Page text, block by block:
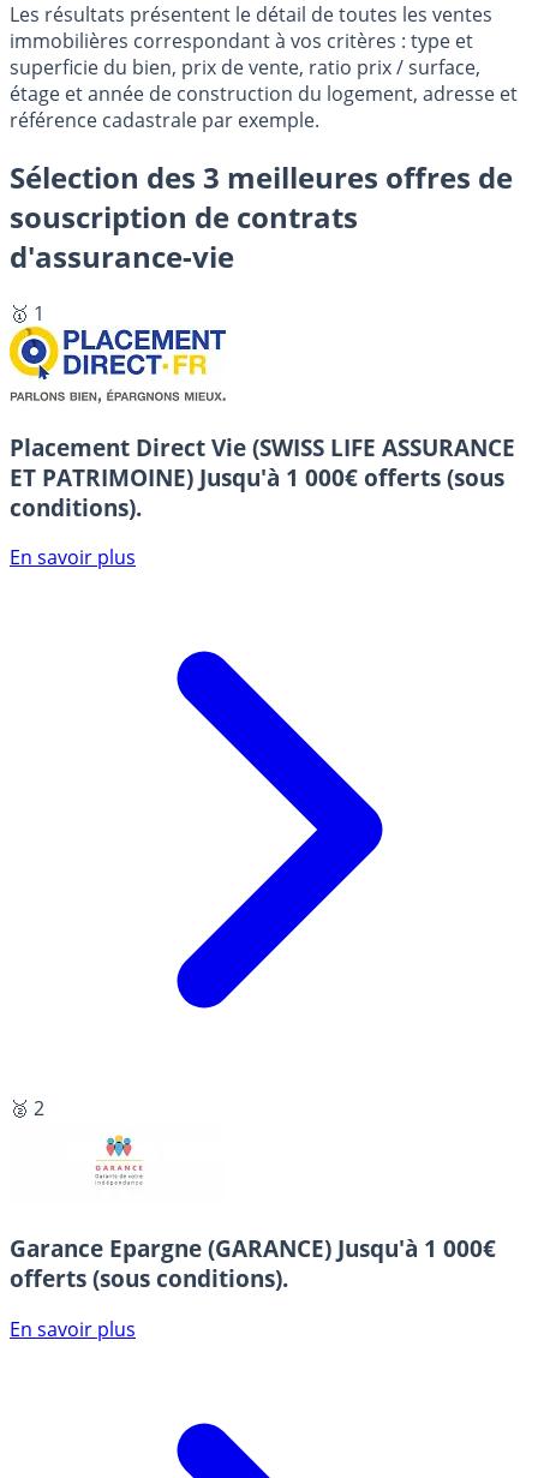
Les résultats présentent le détail de toutes les ventes
immobilières correspondant à vos critères : type et
superficie du bien, prix de vente, ratio prix / surface,
étage et année de construction du logement, adresse et
référence cadastrale par exemple.
Sélection des 3 meilleures offres de
souscription de contrats
d'assurance-vie
🥇 1
Placement Direct Vie (SWISS LIFE ASSURANCE
ET PATRIMOINE) Jusqu'à 1 000€ offerts (sous
conditions).
En savoir plus
🥈 2
Garance Epargne (GARANCE) Jusqu'à 1 000€
offerts (sous conditions).
En savoir plus